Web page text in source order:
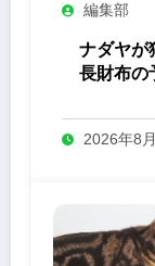
編集部
ナダヤが
長財布の
2026年8